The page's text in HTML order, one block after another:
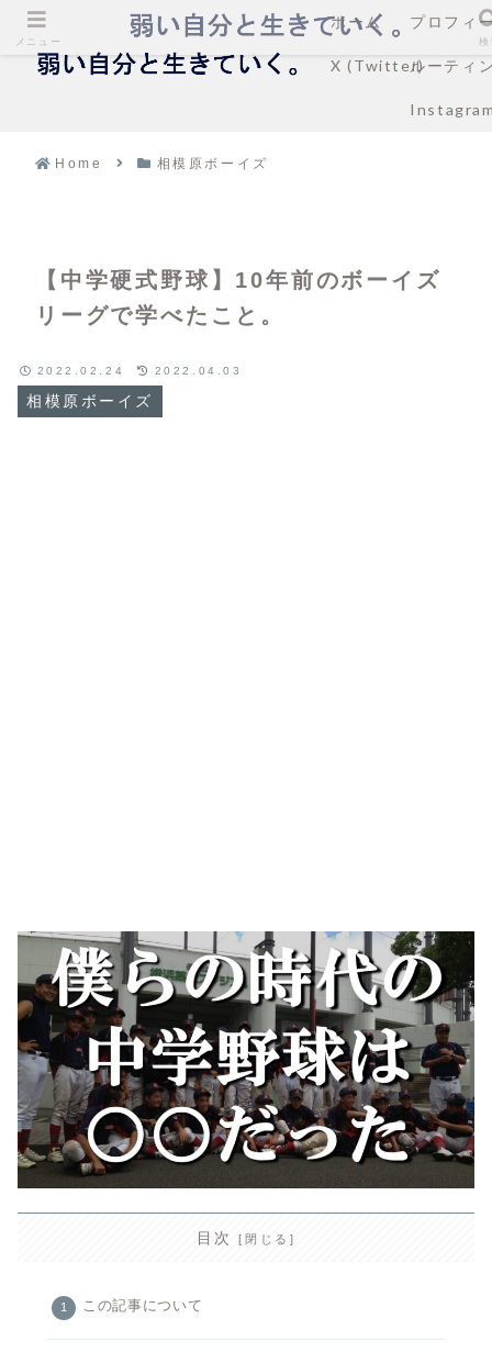
ホーム プロフィ
X (Twitter)ルーティ
Home 相模原ボーイズ
【中学硬式野球】10年前のボーイズ
リーグで学べたこと。
相模原ボーイズ
2022.02.24 2022.04.03
目次
この記事について
メニュー